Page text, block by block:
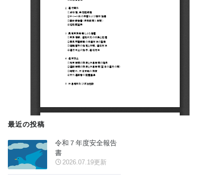
最近の投稿
令和７年度安全報告
書
2026.07.19更新